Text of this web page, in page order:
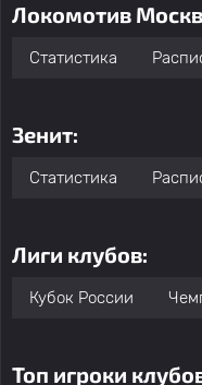
Локомотив
Статистика
Зенит:
Статистика
Лиги клубов:
Кубок России
Топ игроки